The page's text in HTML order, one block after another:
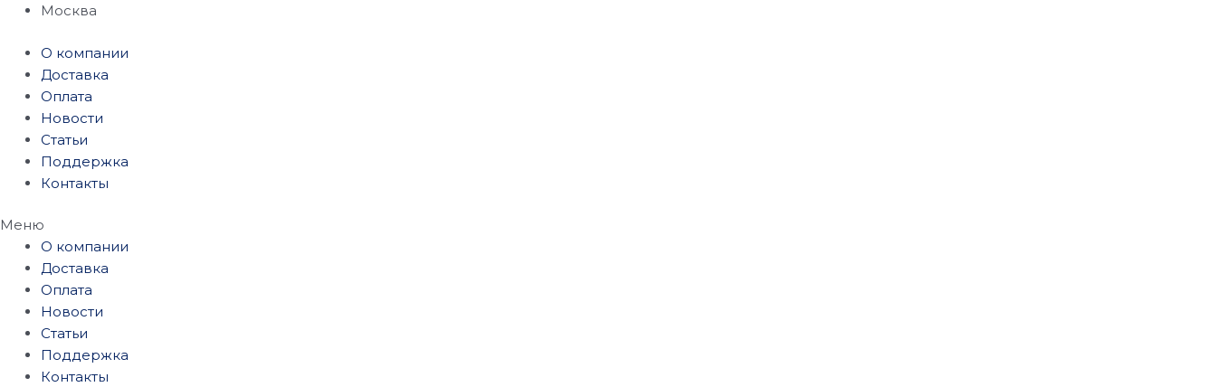
Перейти
содержимому
Москва
О компании
Доставка
Оплата
Новости
Статьи
Поддержка
Контакты
Меню
О компании
Доставка
Оплата
Новости
Статьи
Поддержка
Контакты